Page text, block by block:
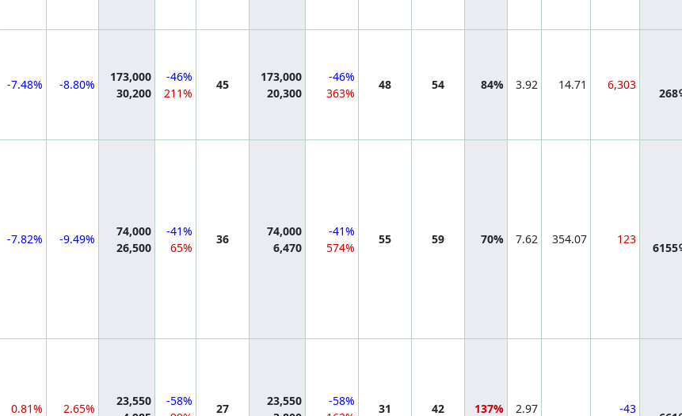
-7.48% -8.80%
173,000
30,200
-46%
211%
45
173,000
20,300
-46%
363%
48 54 84% 3.92 14.71 6,303
268
-7.82% -9.49%
74,000
26,500
-41%
65%
36
74,000
6,470
-41%
574%
55 59 70% 7.62 354.07 123
6155
0.81% 2.65%
23,550
-58%
27
23,550
-58%
31 42 137% 2.97 -43